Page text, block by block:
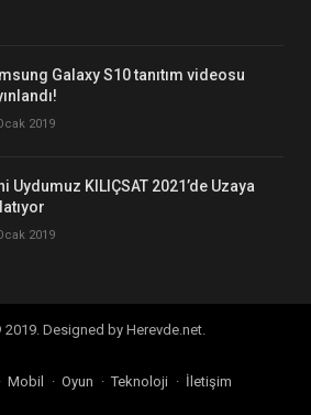
Galaxy S10 tanıtım videosu
2019
Uydumuz KILIÇSAT 2021’de Uzaya
2019
Designed by Herevde.net.
Mobil Oyun Teknoloji
İletişim